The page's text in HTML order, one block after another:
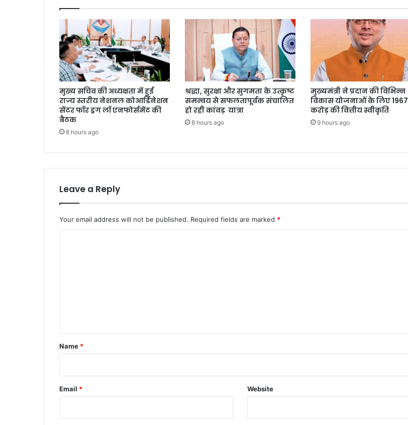
मुख्य सचिव की अध्यक्षता में हुई
राज्य स्तरीय नेशनल कोआर्डिनेशन
सेंटर फॉर ड्रग लॉ एनफोर्समेंट की
बैठक
8 hours ago
श्रद्धा, सुरक्षा और सुगमता के उत्कृष्ट
समन्वय से सफलतापूर्वक संचालित
हो रही कांवड़ यात्रा
8 hours ago
मुख्यमंत्री ने प्रदान की विभिन्न
विकास योजनाओं के लिए 1967
करोड़ की वित्तीय स्वीकृति
9 hours ago
Leave a Reply
Your email address will not be published. Required fields are marked *
*
Name *
Email * Website